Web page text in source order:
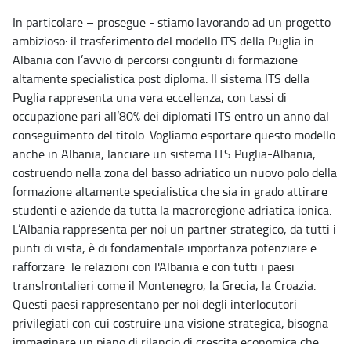
In particolare – prosegue - stiamo lavorando ad un progetto
ambizioso: il trasferimento del modello ITS della Puglia in
Albania con l’avvio di percorsi congiunti di formazione
altamente specialistica post diploma. Il sistema ITS della
Puglia rappresenta una vera eccellenza, con tassi di
occupazione pari all’80% dei diplomati ITS entro un anno dal
conseguimento del titolo. Vogliamo esportare questo modello
anche in Albania, lanciare un sistema ITS Puglia-Albania,
costruendo nella zona del basso adriatico un nuovo polo della
formazione altamente specialistica che sia in grado attirare
studenti e aziende da tutta la macroregione adriatica ionica.
L’Albania rappresenta per noi un partner strategico, da tutti i
punti di vista, è di fondamentale importanza potenziare e
rafforzare le relazioni con l'Albania e con tutti i paesi
transfrontalieri come il Montenegro, la Grecia, la Croazia.
Questi paesi rappresentano per noi degli interlocutori
privilegiati con cui costruire una visione strategica, bisogna